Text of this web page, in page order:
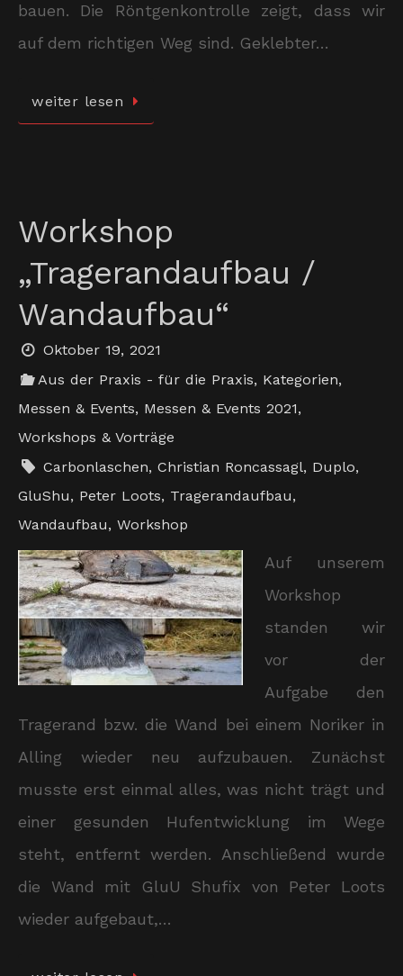
bauen. Die Röntgenkontrolle zeigt, dass wir
auf dem richtigen Weg sind. Geklebter…
weiter lesen
Workshop
„Tragerandaufbau /
Wandaufbau“
Oktober 19, 2021
Aus der Praxis - für die Praxis, Kategorien,
Messen & Events, Messen & Events 2021,
Workshops & Vorträge
Carbonlaschen,Christian Roncassagl, Duplo,
GluShu, Peter Loots, Tragerandaufbau,
Wandaufbau, Workshop
Auf unserem
Workshop
standen wir
vor der
Aufgabe den
Tragerand bzw. die Wand bei einem Noriker in
Alling wieder neu aufzubauen. Zunächst
musste erst einmal alles, was nicht trägt und
einer gesunden Hufentwicklung im Wege
steht, entfernt werden. Anschließend wurde
die Wand mit GluU Shufix von Peter Loots
wieder aufgebaut,…